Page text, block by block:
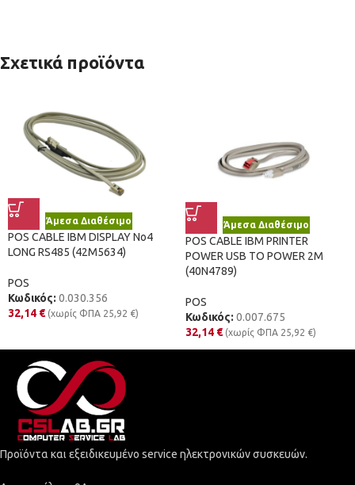
Σχετικά προϊόντα
Άμεσα Διαθέσιμο
POS CABLE IBM DISPLAY No4
LONG RS485 (42M5634)
POS
Κωδικός: 0.030.356
32,14 € (χωρίς ΦΠΑ 25,92 €)
Άμεσα Διαθέσιμο
POS CABLE IBM PRINTER
POWER USB TO POWER 2M
(40N4789)
POS
Κωδικός: 0.007.675
32,14 € (χωρίς ΦΠΑ 25,92 €)
Προϊόντα και εξειδικευμένο service ηλεκτρονικών συσκευών.